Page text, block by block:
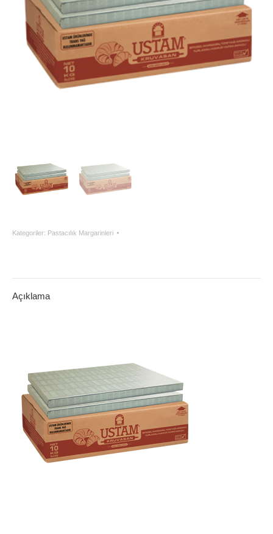
Kategoriler: Pastacılık Margarinleri
Açıklama